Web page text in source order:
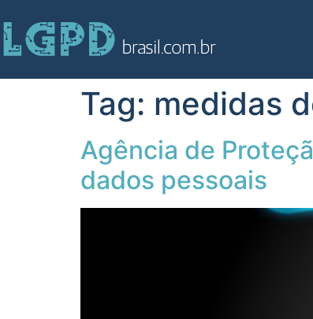
Tag: medidas
Agência de
dados pessoais